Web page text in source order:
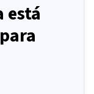
está